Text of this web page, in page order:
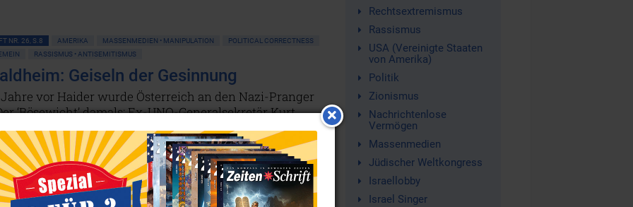
NR. 26, S.8 AMERIKA MASSENMEDIEN • MANIPULATION
POLITICAL CORRECTNESS
RASSISMUS • ANTISEMITISMUS
Geiseln der Gesinnung
Jahre vor Haider wurde Österreich an den Nazi-Pranger
‘Bösewicht’ damals: Ex-UNO-Generalsekretär Kurt
Ein Blick hinter die Kulissen offenbart, dass damals wie
Puppenspieler am Werk sind.Weiterlesen...
• MANIPULATION POLITIK ALLGEMEIN RASSISMUS • ANTISEMITISMUS
Rechtsextremismus
Rassismus
USA (Vereinigte Staaten
von Amerika)
Politik
Zionismus
Nachrichtenlose
Vermögen
Massenmedien
Jüdischer Weltkongress
Israellobby
Israel Singer